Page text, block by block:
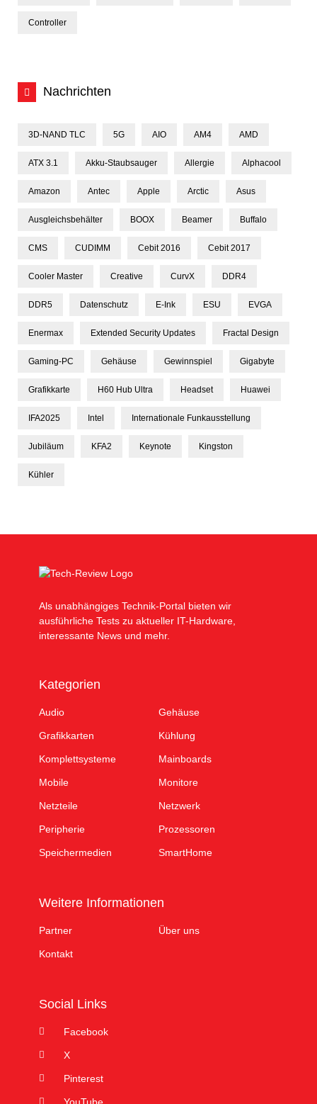
Controller
Nachrichten
3D-NAND TLC 5G AIO AM4 AMD
ATX 3.1 Akku-Staubsauger Allergie Alphacool
Amazon Antec Apple Arctic Asus
Ausgleichsbehälter BOOX Beamer Buffalo
CMS CUDIMM Cebit 2016 Cebit 2017
Cooler Master Creative CurvX DDR4
DDR5 Datenschutz E-Ink ESU EVGA
Enermax Extended Security Updates Fractal Design
Gaming-PC Gehäuse Gewinnspiel Gigabyte
Grafikkarte H60 Hub Ultra Headset Huawei
IFA2025 Intel Internationale Funkausstellung
Jubiläum KFA2 Keynote Kingston
Kühler
Als unabhängiges Technik-Portal bieten wir
ausführliche Tests zu aktueller IT-Hardware,
interessante News und mehr.
Kategorien
Audio Gehäuse
Grafikkarten Kühlung
Komplettsysteme Mainboards
Mobile Monitore
Netzteile Netzwerk
Peripherie Prozessoren
Speichermedien SmartHome
Weitere Informationen
Partner Über uns
Kontakt
Social Links
Facebook
X
Pinterest